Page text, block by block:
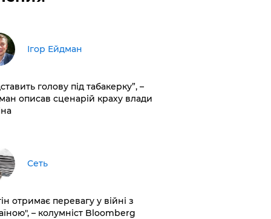
Ігор Ейдман
голову під табакерку”, –
описав сценарій краху влади
Сеть
отримає перевагу у війні з
– колумніст Bloomberg